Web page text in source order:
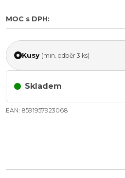
MOC s DPH:
Kusy (min. odběr 3 ks)
Skladem
EAN: 8591957923068